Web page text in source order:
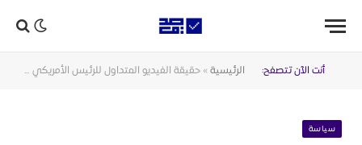
أنت الآن تتصفح: الرئيسية » حقيقة الفيديو المتداول للرئيس الأمريكي دونالد ترامب على سلم الطائرة
سياسة